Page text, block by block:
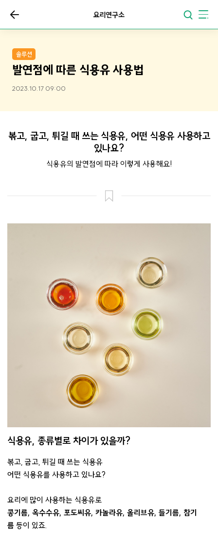
요리연구소
솔루션
발연점에 따른 식용유 사용법
2023.10.17 09:00
볶고, 굽고, 튀길 때 쓰는 식용유, 어떤 식용유 사용하고
있나요?
식용유의 발연점에 따라 이렇게 사용해요!
식용유, 종류별로 차이가 있을까?
볶고, 굽고, 튀길 때 쓰는 식용유
어떤 식용유를 사용하고 있나요?
요리에 많이 사용하는 식용유로
콩기름, 옥수수유, 포도씨유, 카놀라유, 올리브유, 들기름, 참기
름 등이 있죠.